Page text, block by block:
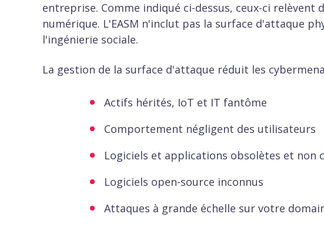
entreprise. Comme indiqué ci-dessus, ceux-ci relèvent
numérique. L'EASM n'inclut pas la surface d'attaque
l'ingénierie sociale.
La gestion de la surface d'attaque réduit les
Actifs hérités, IoT et IT fantôme
Comportement négligent des utilisateurs
Logiciels et applications obsolètes et non
Logiciels open-source inconnus
Attaques à grande échelle sur votre